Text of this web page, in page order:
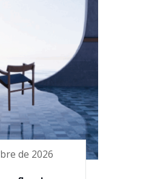
de 2026